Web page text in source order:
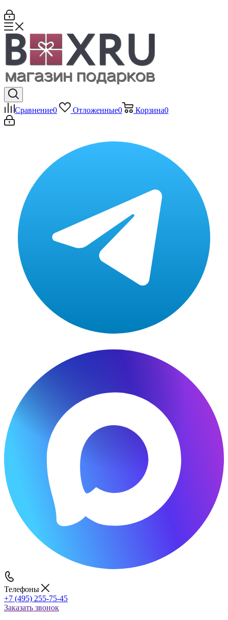
Сравнение0 Отложенные0 Корзина0
Телефоны
+7 (495) 255-75-45
Заказать звонок